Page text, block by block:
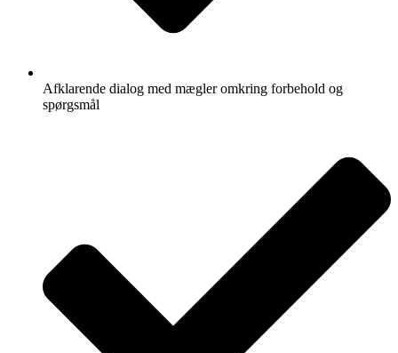
Afklarende dialog med mægler omkring forbehold og
spørgsmål